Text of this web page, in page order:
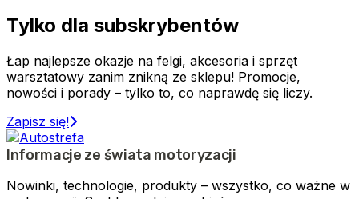
Tylko dla subskrybentów
Łap najlepsze okazje na felgi, akcesoria i sprzęt
warsztatowy zanim znikną ze sklepu! Promocje,
nowości i porady – tylko to, co naprawdę się liczy.
Zapisz się!
Informacje ze świata motoryzacji
Nowinki, technologie, produkty – wszystko, co ważne w